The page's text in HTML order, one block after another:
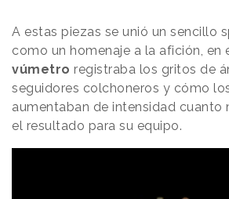
A estas piezas se unió un sencillo
como un homenaje a la afición, en
vúmetro registraba los gritos de
seguidores colchoneros y cómo
aumentaban de intensidad cuanto
el resultado para su equipo.